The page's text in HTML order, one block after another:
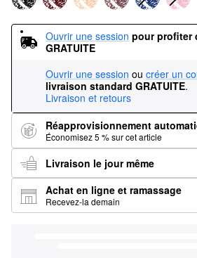
Ouvrir une session pour profiter
GRATUITE
Ouvrir une session ou créer un
livraison standard GRATUITE.
Livraison et retours
Réapprovisionnement
Économisez 5 % sur cet article
Livraison le jour même
Achat en ligne et ramassage
Recevez-la demain